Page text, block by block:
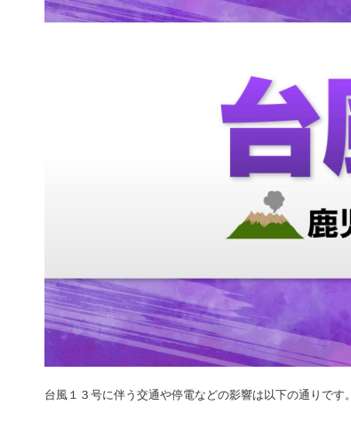
台風１３号に伴う交通や停電などの影響は以下の通りです。